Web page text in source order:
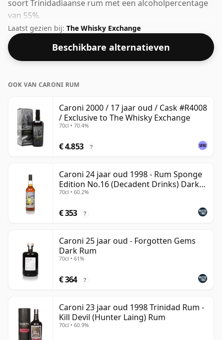
soort Trinidadiaanse rum met een alcoholpercentage
van 55%.
Laatst gezien bij: The Whisky Exchange
Beschikbare alternatieven
OOK VAN CARONI RUM
Caroni 2000 / 17 jaar oud / Cask #R4008
/ Exclusive to The Whisky Exchange
70cl • 70.4%
€ 4.853 ?
Caroni 24 jaar oud 1998 - Rum Sponge
Edition No.16 (Decadent Drinks) Dark
Rum
70cl • 60.2%
€ 353 ?
Caroni 25 jaar oud - Forgotten Gems
Dark Rum
70cl • 61%
€ 364 ?
Caroni 23 jaar oud 1998 Trinidad Rum -
Kill Devil (Hunter Laing) Rum
70cl • 60.9%